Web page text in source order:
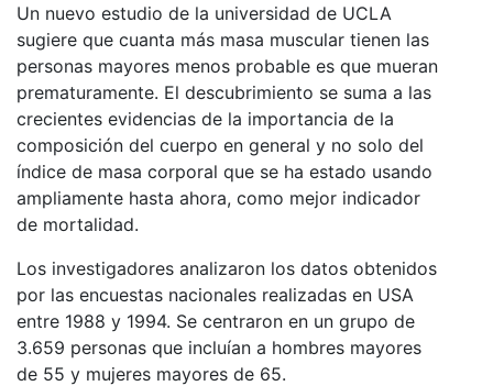
Un nuevo estudio de la universidad de UCLA
sugiere que cuanta más masa muscular tienen las
personas mayores menos probable es que mueran
prematuramente. El descubrimiento se suma a las
crecientes evidencias de la importancia de la
composición del cuerpo en general y no solo del
índice de masa corporal que se ha estado usando
ampliamente hasta ahora, como mejor indicador
de mortalidad.
Los investigadores analizaron los datos obtenidos
por las encuestas nacionales realizadas en USA
entre 1988 y 1994. Se centraron en un grupo de
3.659 personas que incluían a hombres mayores
de 55 y mujeres mayores de 65.